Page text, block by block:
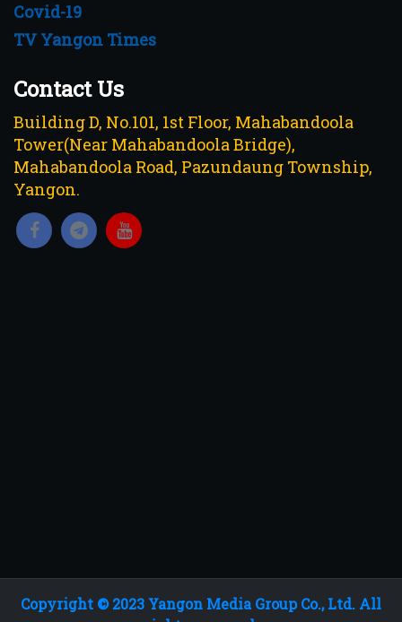
Covid-19
TV Yangon Times
Contact Us
Building D, No.101, 1st Floor, Mahabandoola
Tower(Near Mahabandoola Bridge),
Mahabandoola Road, Pazundaung Township,
Yangon.
Copyright © 2023 Yangon Media Group Co., Ltd. All